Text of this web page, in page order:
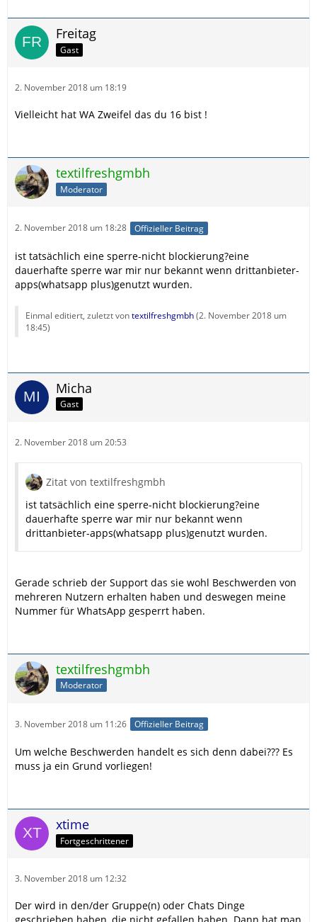
Freitag
Gast
2. November 2018 um 18:19
Vielleicht hat WA Zweifel das du 16 bist !
textilfreshgmbh
Moderator
2. November 2018 um 18:28 Offizieller Beitrag
ist tatsächlich eine sperre-nicht blockierung?eine
dauerhafte sperre war mir nur bekannt wenn drittanbieter-
apps(whatsapp plus)genutzt wurden.
Einmal editiert, zuletzt vontextilfreshgmbh(2. November 2018 um
18:45)
Micha
Gast
2. November 2018 um 20:53
Zitat von textilfreshgmbh
ist tatsächlich eine sperre-nicht blockierung?eine
dauerhafte sperre war mir nur bekannt wenn
drittanbieter-apps(whatsapp plus)genutzt wurden.
Gerade schrieb der Support das sie wohl Beschwerden von
mehreren Nutzern erhalten haben und deswegen meine
Nummer für WhatsApp gesperrt haben.
textilfreshgmbh
Moderator
3. November 2018 um 11:26 Offizieller Beitrag
Um welche Beschwerden handelt es sich denn dabei??? Es
muss ja ein Grund vorliegen!
xtime
Fortgeschrittener
3. November 2018 um 12:32
Der wird in den/der Gruppe(n) oder Chats Dinge